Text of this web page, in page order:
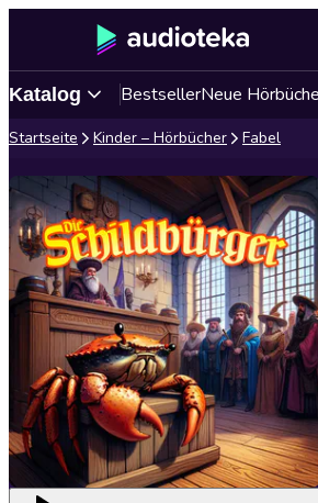
Katalog BestsellerNeue
Startseite Kinder – Hörbücher Fabel